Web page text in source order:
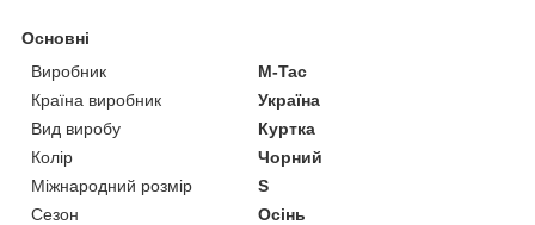
Основні
Виробник
M-Tac
Країна виробник
Україна
Вид виробу
Куртка
Колір
Чорний
Міжнародний розмір
S
Сезон
Осінь